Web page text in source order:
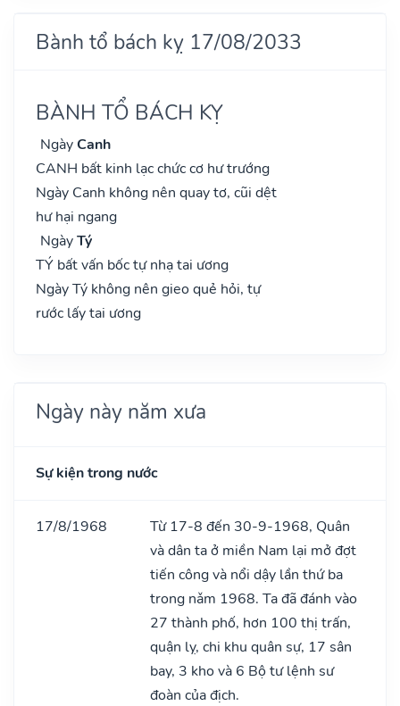
Bành tổ bách kỵ 17/08/2033
BÀNH TỔ BÁCH KỴ
NgàyCanh
CANH bất kinh lạc chức cơ hư trướng
Ngày Canh không nên quay tơ, cũi dệt
hư hại ngang
NgàyTý
TÝ bất vấn bốc tự nhạ tai ương
Ngày Tý không nên gieo quẻ hỏi, tự
rước lấy tai ương
Ngày này năm xưa
Sự kiện trong nước
17/8/1968
Từ 17-8 đến 30-9-1968, Quân
và dân ta ở miền Nam lại mở đợt
tiến công và nổi dậy lần thứ ba
trong nǎm 1968. Ta đã đánh vào
27 thành phố, hơn 100 thị trấn,
quận lỵ, chi khu quân sự, 17 sân
bay, 3 kho và 6 Bộ tư lệnh sư
đoàn của địch.